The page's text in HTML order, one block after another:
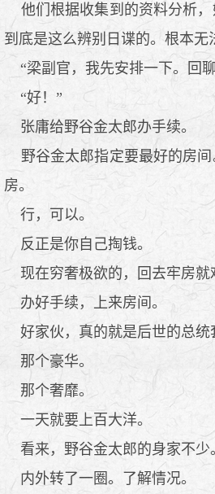
他们根据收集到的资料分析，
到底是这么辨别日谍的。根本无
“梁副官，我先安排一下。回
“好！”
张庸给野谷金太郎办手续。
野谷金太郎指定要最好的房间
房。
行，可以。
反正是你自己掏钱。
现在穷奢极欲的，回去牢房就
办好手续，上来房间。
好家伙，真的就是后世的总统
那个豪华。
那个奢靡。
一天就要上百大洋。
看来，野谷金太郎的身家不少
内外转了一圈。了解情况。